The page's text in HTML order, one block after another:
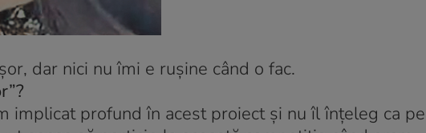
dar nici nu îmi e ruşine când o fac.
implicat profund în acest proiect şi nu îl înţeleg ca pe